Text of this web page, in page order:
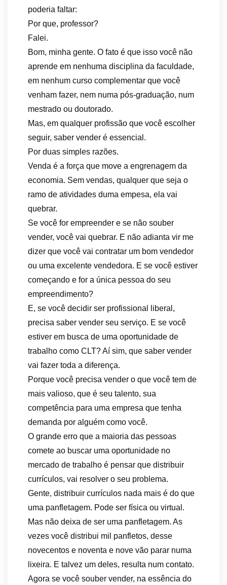
poderia faltar:
Por que, professor?
Falei.
Bom, minha gente. O fato é que isso você não
aprende em nenhuma disciplina da faculdade,
em nenhum curso complementar que você
venham fazer, nem numa pós-graduação, num
mestrado ou doutorado.
Mas, em qualquer profissão que você escolher
seguir, saber vender é essencial.
Por duas simples razões.
Venda é a força que move a engrenagem da
economia. Sem vendas, qualquer que seja o
ramo de atividades duma empesa, ela vai
quebrar.
Se você for empreender e se não souber
vender, você vai quebrar. E não adianta vir me
dizer que você vai contratar um bom vendedor
ou uma excelente vendedora. E se você estiver
começando e for a única pessoa do seu
empreendimento?
E, se você decidir ser profissional liberal,
precisa saber vender seu serviço. E se você
estiver em busca de uma oportunidade de
trabalho como CLT? Aí sim, que saber vender
vai fazer toda a diferença.
Porque você precisa vender o que você tem de
mais valioso, que é seu talento, sua
competência para uma empresa que tenha
demanda por alguém como você.
O grande erro que a maioria das pessoas
comete ao buscar uma oportunidade no
mercado de trabalho é pensar que distribuir
currículos, vai resolver o seu problema.
Gente, distribuir currículos nada mais é do que
uma panfletagem. Pode ser física ou virtual.
Mas não deixa de ser uma panfletagem. As
vezes você distribui mil panfletos, desse
novecentos e noventa e nove vão parar numa
lixeira. E talvez um deles, resulta num contato.
Agora se você souber vender, na essência do